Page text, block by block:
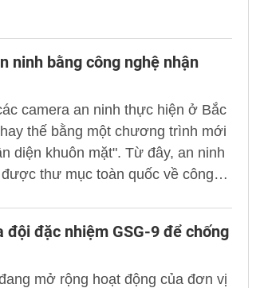
ninh bằng công nghệ nhận
camera an ninh thực hiện ở Bắc
thế bằng một chương trình mới
diện khuôn mặt". Từ đây, an ninh
thư mục toàn quốc về công
đặc nhiệm GSG-9 để chống
mở rộng hoạt động của đơn vị